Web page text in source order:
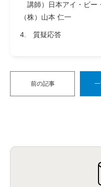
講師）日本アイ・ビー
（株）山本 仁一
4. 質疑応答
前の記事